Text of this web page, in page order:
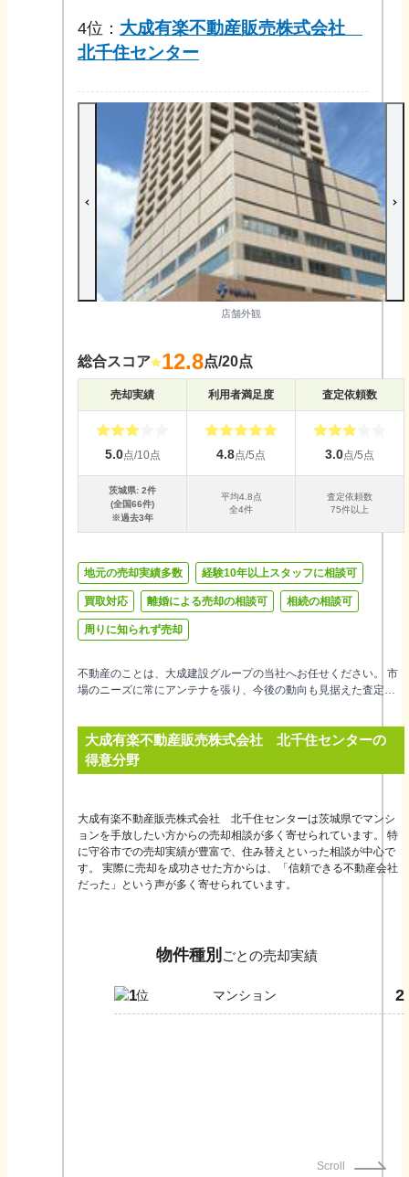
4位： 大成有楽不動産販売株式会社
北千住センター
店舗外観
総合スコア 12.8点/20点
売却実績 利用者満足度 査定依頼数
5.0点/10点 4.8点/5点 3.0点/5点
茨城県: 2件
(全国66件)
※過去3年
平均4.8点
全4件
査定依頼数
75件以上
地元の売却実績多数 経験10年以上スタッフに相談可
買取対応 離婚による売却の相談可 相続の相談可
周りに知られず売却
不動産のことは、大成建設グループの当社へお任せください。 市
場のニーズに常にアンテナを張り、今後の動向も見据えた査定価
付きの住み替え相談など、経験豊富なスタッフが一人ひとりのお
客様の立場に寄り添い、最適な方法をご提案します。
大成有楽不動産販売株式会社 北千住センターの
得意分野
大成有楽不動産販売株式会社 北千住センターは茨城県でマンシ
ョンを手放したい方からの売却相談が多く寄せられています。 特
に守谷市での売却実績が豊富で、住み替えといった相談が中心で
す。 実際に売却を成功させた方からは、「信頼できる不動産会社
だった」という声が多く寄せられています。
物件種別 ごとの売却実績
1 マンション 2
Scroll